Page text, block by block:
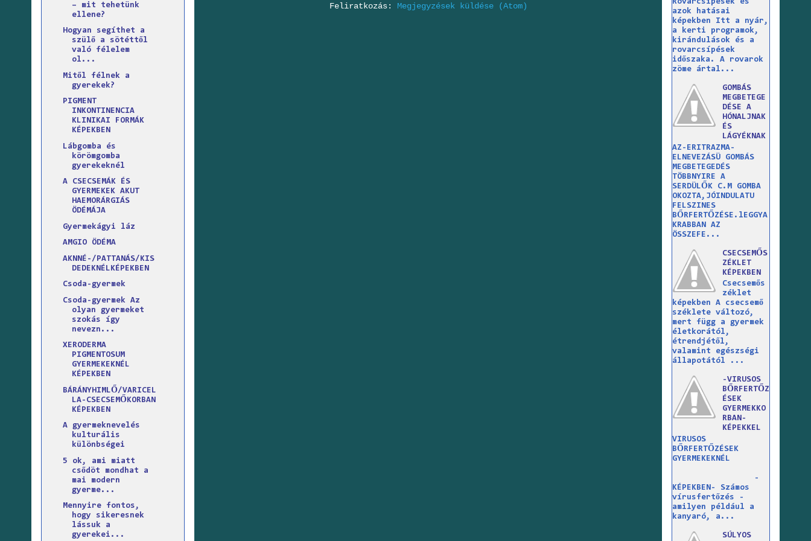
Feliratkozás: Megjegyzések küldése (Atom)
– mit tehetünk
ellene?
Hogyan segíthet a
szülő a sötéttől
való félelem
ol...
Mitől félnek a
gyerekek?
PIGMENT
INKONTINENCIA
KLINIKAI FORMÁK
KÉPEKBEN
Lábgomba és
körömgomba
gyerekeknél
A CSECSEMÁK ÉS
GYERMEKEK AKUT
HAEMORÁRGIÁS
ÖDÉMÁJA
Gyermekágyi láz
AMGIO ÖDÉMA
AKNNÉ-/PATTANÁS/KIS
DEDEKNÉLKÉPEKBEN
Csoda-gyermek
Csoda-gyermek Az
olyan gyermeket
szokás így
nevezn...
XERODERMA
PIGMENTOSUM
GYERMEKEKNÉL
KÉPEKBEN
BÁRÁNYHIMLŐ/VARICEL
LA-CSECSEMŐKORBAN
KÉPEKBEN
A gyermeknevelés
kulturális
különbségei
5 ok, ami miatt
csődöt mondhat a
mai modern
gyerme...
Mennyire fontos,
hogy sikeresnek
lássuk a
gyerekei...
azok hatásai
képekben Itt a nyár,
a kerti programok,
kirándulások és a
rovarcsípések
időszaka. A rovarok
zöme ártal...
GOMBÁS
MEGBETEGE
DÉSE A
HÓNALJNAK
ÉS
LÁGYÉKNAK
AZ-ERITRAZMA-
ELNEVEZÁSÜ GOMBÁS
MEGBETEGEDÉS
TÖBBNYIRE A
SERDÜLŐK C.M GOMBA
OKOZTA,JÓINDULATU
FELSZINES
BŐRFERTŐZÉSE.lEGGYA
KRABBAN AZ
ÖSSZEFE...
CSECSEMŐS
ZÉKLET
KÉPEKBEN
Csecsemős
zéklet
képekben A csecsemő
széklete változó,
mert függ a gyermek
életkorától,
étrendjétől,
valamint egészségi
állapotától ...
-VIRUSOS
BŐRFERTŐZ
ÉSEK
GYERMEKKO
RBAN-
KÉPEKKEL
VIRUSOS
BŐRFERTŐZÉSEK
GYERMEKEKNÉL
-
KÉPEKBEN- Számos
vírusfertőzés -
amilyen például a
kanyaró, a...
SÚLYOS